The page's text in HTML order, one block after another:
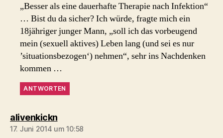
„Besser als eine dauerhafte Therapie nach Infektion“
… Bist du da sicher? Ich würde, fragte mich ein
18jähriger junger Mann, „soll ich das vorbeugend
mein (sexuell aktives) Leben lang (und sei es nur
’situationsbezogen‘) nehmen“, sehr ins Nachdenken
kommen …
ANTWORTEN
alivenkicknsagt:
17. Juni 2014 um 10:58